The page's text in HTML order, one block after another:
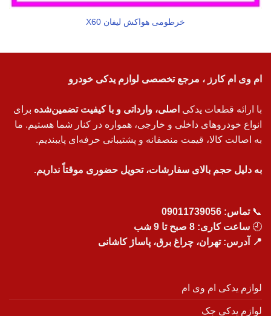
خرطومی هواکش لیفان X60
ام وی ام کارز ، مرجع تخصصی لوازم یدکی خودرو
با ارائه قطعات یدکی اصلی، وارداتی و با کیفیت تضمین‌شده برای
انواع خودروهای داخلی و خارجی، همواره در کنار شما هستیم. ما
به اصالت کالا، قیمت منصفانه و پشتیبانی حرفه‌ای پایبندیم.
به دلیل حجم بالای سفارشات، تحویل حضوری موقتاً نداریم.
📞تماس: 09011739056
🕘 ساعت کاری: 8 صبح تا 9 شب
📍 آدرس: تهران، چراغ برق، پاساژ کاشانی
لوازم یدکی ام وی ام
لوازم یدکی جک